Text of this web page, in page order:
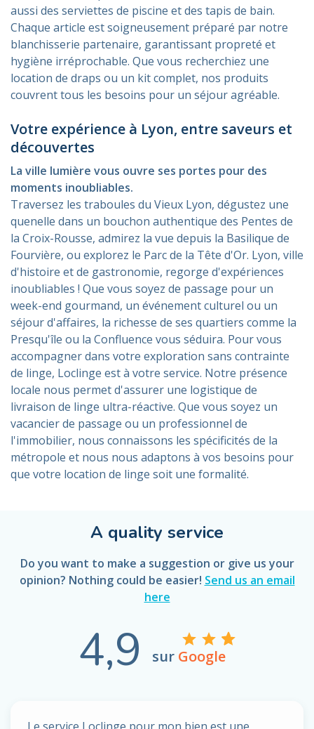
aussi des serviettes de piscine et des tapis de bain.
Chaque article est soigneusement préparé par notre
blanchisserie partenaire, garantissant propreté et
hygiène irréprochable. Que vous recherchiez une
location de draps ou un kit complet, nos produits
couvrent tous les besoins pour un séjour agréable.
Votre expérience à Lyon, entre saveurs et
découvertes
La ville lumière vous ouvre ses portes pour des
moments inoubliables.
Traversez les traboules du Vieux Lyon, dégustez une
quenelle dans un bouchon authentique des Pentes de
la Croix-Rousse, admirez la vue depuis la Basilique de
Fourvière, ou explorez le Parc de la Tête d'Or. Lyon, ville
d'histoire et de gastronomie, regorge d'expériences
inoubliables ! Que vous soyez de passage pour un
week-end gourmand, un événement culturel ou un
séjour d'affaires, la richesse de ses quartiers comme la
Presqu'île ou la Confluence vous séduira. Pour vous
accompagner dans votre exploration sans contrainte
de linge, Loclinge est à votre service. Notre présence
locale nous permet d'assurer une logistique de
livraison de linge ultra-réactive. Que vous soyez un
vacancier de passage ou un professionnel de
l'immobilier, nous connaissons les spécificités de la
métropole et nous nous adaptons à vos besoins pour
que votre location de linge soit une formalité.
A quality service
Do you want to make a suggestion or give us your
opinion? Nothing could be easier! Send us an email
here
4,9 sur Google